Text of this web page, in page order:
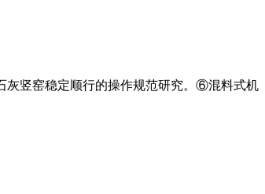
灰竖窑稳定顺行的操作规范研究。⑥混料式机